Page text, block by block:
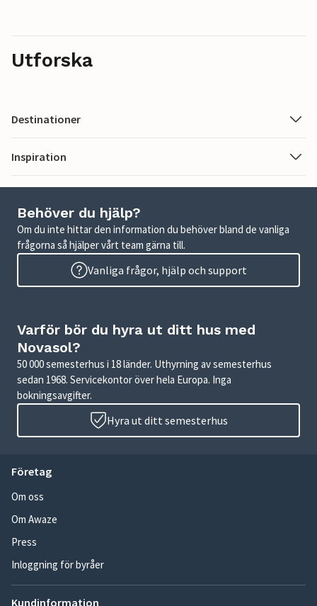
Utforska
Destinationer
Inspiration
Behöver du hjälp?
Om du inte hittar den information du behöver bland de vanliga
frågorna så hjälper vårt team gärna till.
Vanliga frågor, hjälp och support
Varför bör du hyra ut ditt hus med
Novasol?
50 000 semesterhus i 18 länder. Uthyrning av semesterhus
sedan 1968. Servicekontor över hela Europa. Inga
bokningsavgifter.
Hyra ut ditt semesterhus
Företag
Om oss
Om Awaze
Press
Inloggning för byråer
Kundinformation